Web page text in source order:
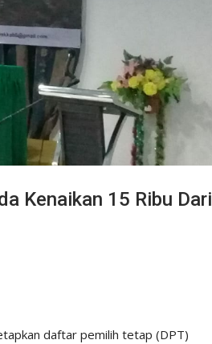
Kenaikan 15 Ribu Dari
daftar pemilih tetap (DPT)